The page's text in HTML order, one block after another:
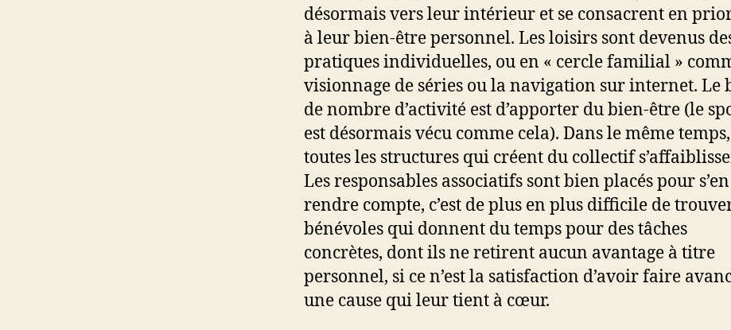
désormais vers leur intérieur et se consacrent en
à leur bien-être personnel. Les loisirs sont devenus
pratiques individuelles, ou en « cercle familial »
visionnage de séries ou la navigation sur internet. Le
de nombre d’activité est d’apporter du bien-être (le
est désormais vécu comme cela). Dans le même temps,
toutes les structures qui créent du collectif
Les responsables associatifs sont bien placés pour s’en
rendre compte, c’est de plus en plus difficile de
bénévoles qui donnent du temps pour des tâches
concrètes, dont ils ne retirent aucun avantage à titre
personnel, si ce n’est la satisfaction d’avoir faire
une cause qui leur tient à cœur.